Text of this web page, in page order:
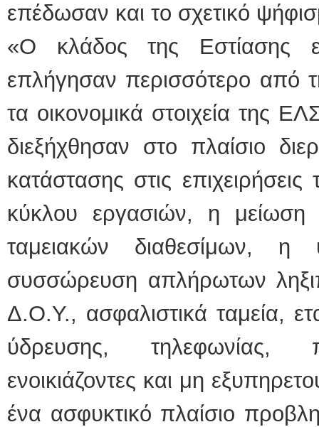
επέδωσαν και το σχετικό
«Ο κλάδος της Εστίασης
επλήγησαν περισσότερο από
τα οικονομικά στοιχεία της
διεξήχθησαν στο πλαίσιο
κατάστασης στις
κύκλου εργασιών, η μείωση
ταμειακών διαθεσίμων, η
συσσώρευση απλήρωτων
Δ.Ο.Υ., ασφαλιστικά ταμεία,
ύδρευσης, τηλεφωνίας,
ενοικιάζοντες και μη
ένα ασφυκτικό πλαίσιο